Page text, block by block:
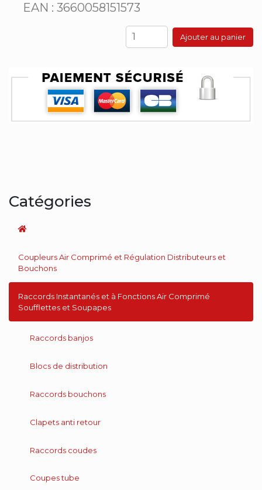
EAN : 3660058151573
Ajouter au panier
Catégories
Coupleurs Air Comprimé et Régulation Distributeurs et
Bouchons
Raccords Instantanés et à Fonctions Air Comprimé
Soufflettes et Soupapes
Raccords banjos
Blocs de distribution
Raccords bouchons
Clapets anti retour
Raccords coudes
Coupes tube